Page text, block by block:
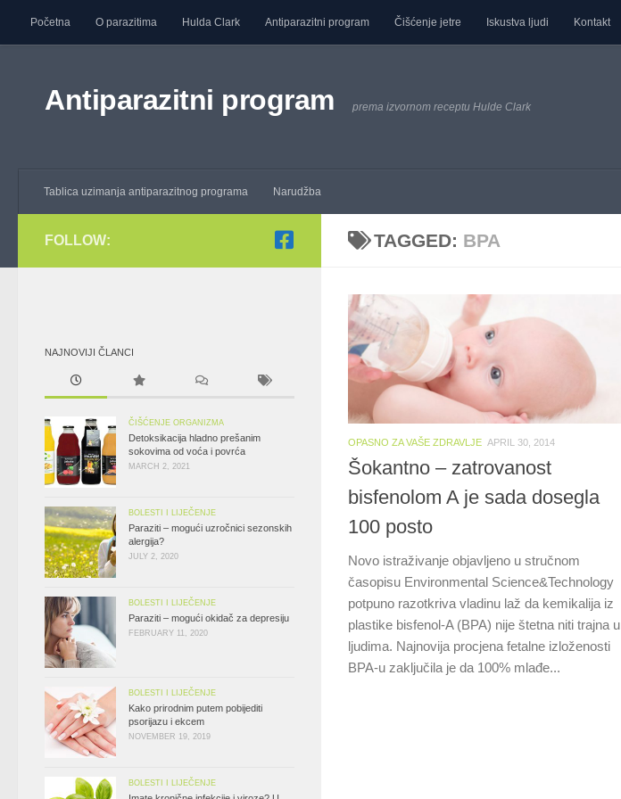
Skip to content
Početna O parazitima Hulda Clark Antiparazitni program Čišćenje jetre Iskustva ljudi Kontakt
Antiparazitni program prema izvornom receptu Hulde Clark
Tablica uzimanja antiparazitnog programa Narudžba
TAGGED: BPA
OPASNO ZA VAŠE ZDRAVLJE APRIL 30, 2014
Šokantno – zatrovanost
bisfenolom A je sada dosegla
100 posto
Novo istraživanje objavljeno u stručnom
časopisu Environmental Science&Technology
potpuno razotkriva vladinu laž da kemikalija iz
plastike bisfenol-A (BPA) nije štetna niti trajna u
ljudima. Najnovija procjena fetalne izloženosti
BPA-u zaključila je da 100% mlađe...
FOLLOW:
NAJNOVIJI ČLANCI
ČIŠĆENJE ORGANIZMA
Detoksikacija hladno prešanim
sokovima od voća i povrća
MARCH 2, 2021
BOLESTI I LIJEČENJE
Paraziti – mogući uzročnici sezonskih
alergija?
JULY 2, 2020
BOLESTI I LIJEČENJE
Paraziti – mogući okidač za depresiju
FEBRUARY 11, 2020
BOLESTI I LIJEČENJE
Kako prirodnim putem pobijediti
psorijazu i ekcem
NOVEMBER 19, 2019
BOLESTI I LIJEČENJE